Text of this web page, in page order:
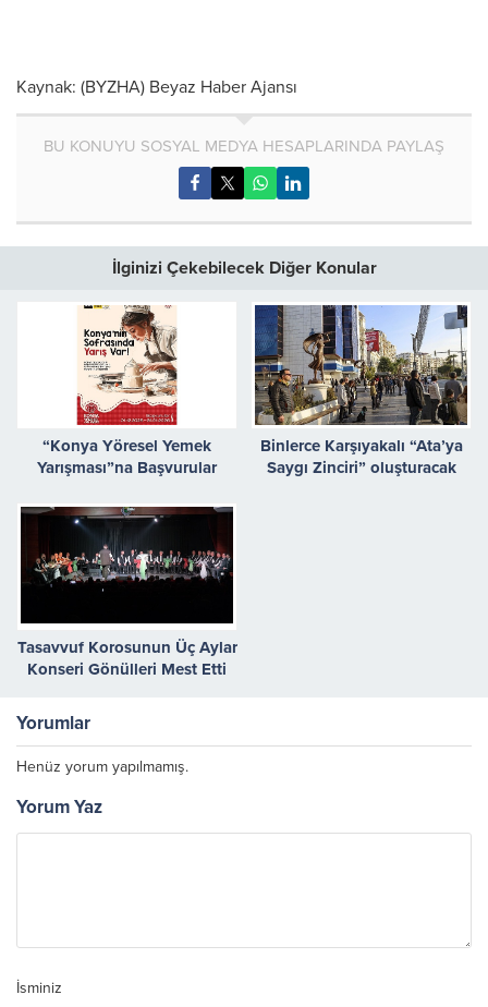
Kaynak: (BYZHA) Beyaz Haber Ajansı
BU KONUYU SOSYAL MEDYA HESAPLARINDA PAYLAŞ
İlginizi Çekebilecek Diğer Konular
“Konya Yöresel Yemek
Yarışması”na Başvurular
Binlerce Karşıyakalı “Ata’ya
Saygı Zinciri” oluşturacak
Tasavvuf Korosunun Üç Aylar
Konseri Gönülleri Mest Etti
Yorumlar
Henüz yorum yapılmamış.
Yorum Yaz
İsminiz